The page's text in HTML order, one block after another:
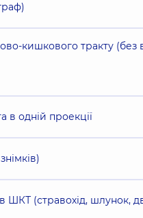
кишкового тракту
в одній проекції
ШКТ (стравохід, шлунок,